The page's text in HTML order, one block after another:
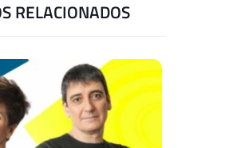
RELACIONADOS